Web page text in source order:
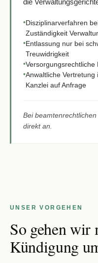
die
•Disziplinarverfahren
Zuständigkeit
•Entlassung nur bei
Treuwidrigkeit
•
•Anwaltliche
Kanzlei auf Anfrage
Bei
direkt an.
UNSER VORGEHEN
So gehen
Kündigung